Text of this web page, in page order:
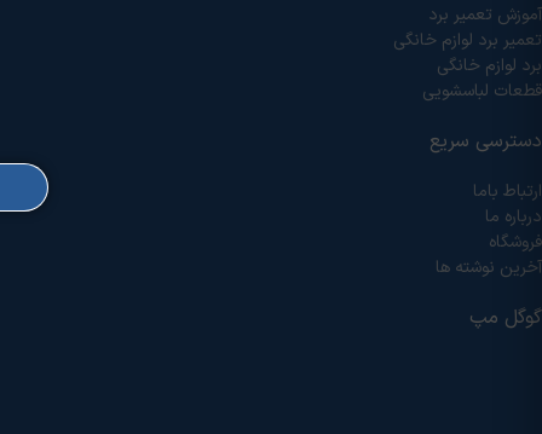
آموزش تعمیر برد
تعمیر برد لوازم خانگی
برد لوازم خانگی
قطعات لباسشویی
دسترسی سریع
ارتباط باما
درباره ما
فروشگاه
آخرین نوشته ها
گوگل مپ